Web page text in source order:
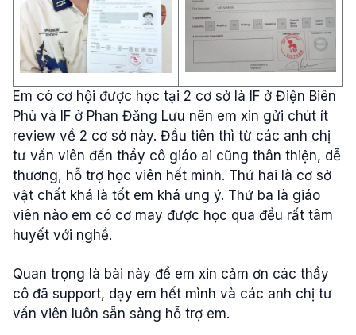
Em có cơ hội được học tại 2 cơ sở là IF ở Điện Biên
Phủ và IF ở Phan Đăng Lưu nên em xin gửi chút ít
review về 2 cơ sở này. Đầu tiên thì từ các anh chị
tư vấn viên đến thầy cô giáo ai cũng thân thiện, dễ
thương, hỗ trợ học viên hết mình. Thứ hai là cơ sở
vật chất khá là tốt em khá ưng ý. Thứ ba là giáo
viên nào em có cơ may được học qua đều rất tâm
huyết với nghề.
Quan trọng là bài này để em xin cảm ơn các thầy
cô đã support, dạy em hết mình và các anh chị tư
vấn viên luôn sẵn sàng hỗ trợ em.